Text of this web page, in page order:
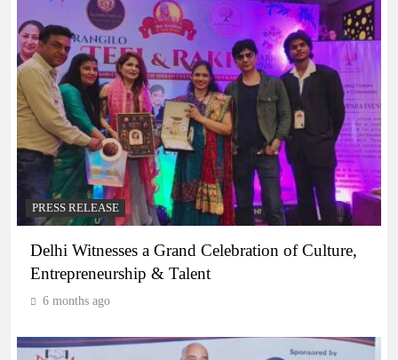
PRESS RELEASE
Delhi Witnesses a Grand Celebration of Culture,
Entrepreneurship & Talent
6 months ago